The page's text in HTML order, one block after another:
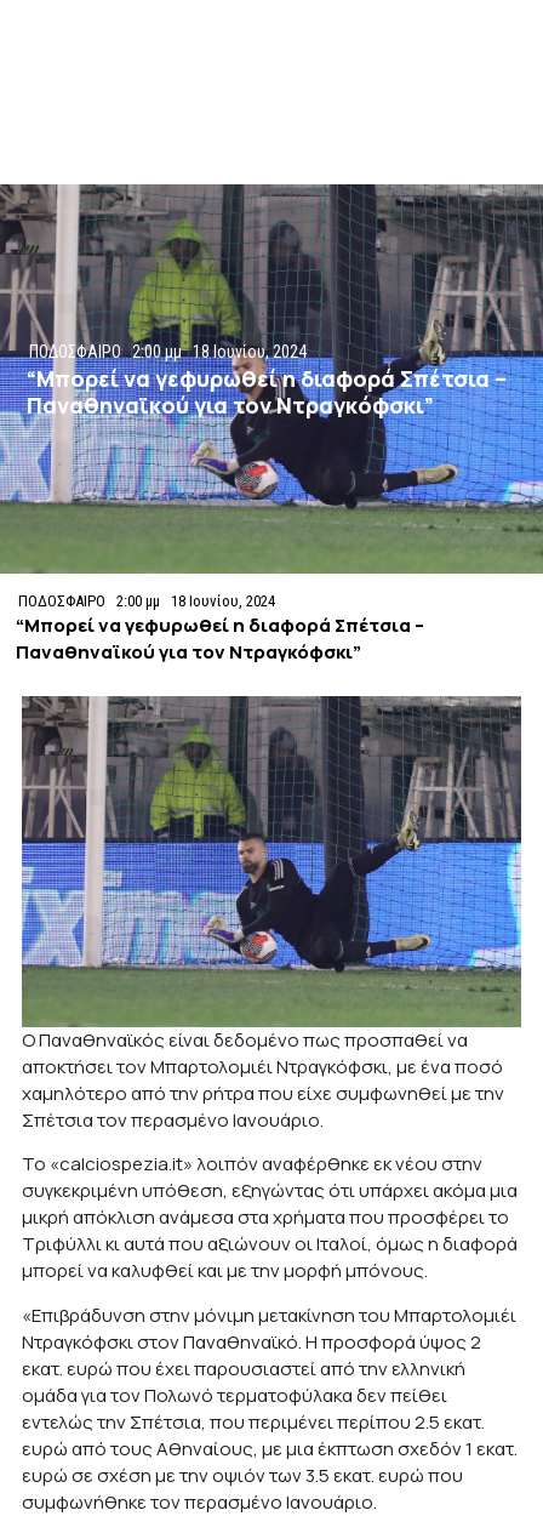
ΠΟΔΟΣΦΑΙΡΟ 2:00 μμ 18 Ιουνίου, 2024
“Μπορεί να γεφυρωθεί η διαφορά Σπέτσια –
Παναθηναϊκού για τον Ντραγκόφσκι”
ΠΟΔΟΣΦΑΙΡΟ 2:00 μμ 18 Ιουνίου, 2024
“Μπορεί να γεφυρωθεί η διαφορά Σπέτσια –
Παναθηναϊκού για τον Ντραγκόφσκι”
Ο Παναθηναϊκός είναι δεδομένο πως προσπαθεί να
αποκτήσει τον Μπαρτολομιέι Ντραγκόφσκι, με ένα ποσό
χαμηλότερο από την ρήτρα που είχε συμφωνηθεί με την
Σπέτσια τον περασμένο Ιανουάριο.
Το «calciospezia.it» λοιπόν αναφέρθηκε εκ νέου στην
συγκεκριμένη υπόθεση, εξηγώντας ότι υπάρχει ακόμα μια
μικρή απόκλιση ανάμεσα στα χρήματα που προσφέρει το
Τριφύλλι κι αυτά που αξιώνουν οι Ιταλοί, όμως η διαφορά
μπορεί να καλυφθεί και με την μορφή μπόνους.
«Επιβράδυνση στην μόνιμη μετακίνηση του Μπαρτολομιέι
Ντραγκόφσκι στον Παναθηναϊκό. Η προσφορά ύψος 2
εκατ. ευρώ που έχει παρουσιαστεί από την ελληνική
ομάδα για τον Πολωνό τερματοφύλακα δεν πείθει
εντελώς την Σπέτσια, που περιμένει περίπου 2.5 εκατ.
ευρώ από τους Αθηναίους, με μια έκπτωση σχεδόν 1 εκατ.
ευρώ σε σχέση με την οψιόν των 3.5 εκατ. ευρώ που
συμφωνήθηκε τον περασμένο Ιανουάριο.